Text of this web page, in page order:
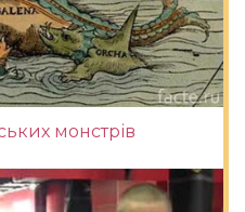
монстрів